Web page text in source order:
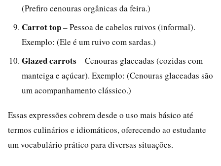
(Prefiro cenouras orgânicas da feira.)
Carrot top– Pessoa de cabelos ruivos (informal).
Exemplo: (Ele é um ruivo com sardas.)
Glazed carrots – Cenouras glaceadas (cozidas com
manteiga e açúcar). Exemplo: (Cenouras glaceadas são
um acompanhamento clássico.)
Essas expressões cobrem desde o uso mais básico até
termos culinários e idiomáticos, oferecendo ao estudante
um vocabulário prático para diversas situações.